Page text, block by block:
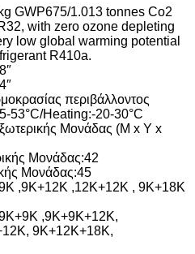
GWP675/1.013 tonnes Co2
with zero ozone depleting
low global warming potential
R410a.
περιβάλλοντος
53°C/Heating:-20-30°C
Μονάδας (Μ x Υ x
Μονάδας:42
Μονάδας:45
,9K+12K ,12K+12K , 9K+18K
,9K+9K+12K,
9K+12K+18K,